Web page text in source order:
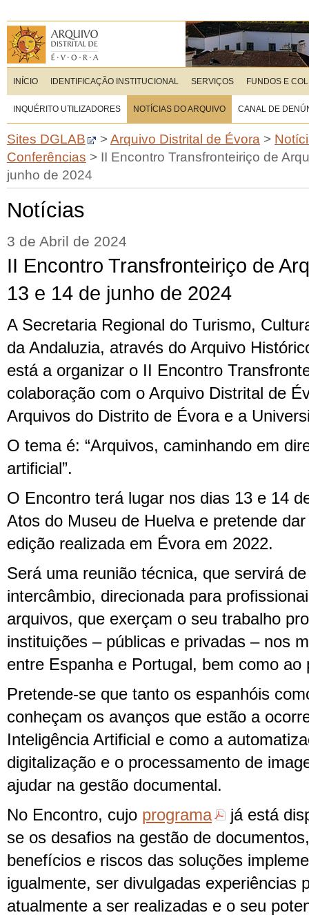
INÍCIO IDENTIFICAÇÃO INSTITUCIONAL SERVIÇOS FUNDOS E
INQUÉRITO UTILIZADORES NOTÍCIAS DO ARQUIVO CANAL DE
Sites DGLAB >Arquivo Distrital de Évora >
Conferências > II Encontro Transfronteiriço de
junho de 2024
Notícias
3 de Abril de 2024
II Encontro Transfronteiriço de
13 e 14 de junho de 2024
A Secretaria Regional do Turismo,
da Andaluzia, através do Arquivo
está a organizar o II Encontro
colaboração com o Arquivo Distrital de
Arquivos do Distrito de Évora e a
O tema é: “Arquivos, caminhando em
artificial”.
O Encontro terá lugar nos dias 13 e 14
Atos do Museu de Huelva e pretende
edição realizada em Évora em 2022.
Será uma reunião técnica, que servirá
intercâmbio, direcionada para
arquivos, que exerçam o seu trabalho
instituições – públicas e privadas – nos
entre Espanha e Portugal, bem como ao
Pretende-se que tanto os espanhóis
conheçam os avanços que estão a
Inteligência Artificial e como a
digitalização e o processamento de
ajudar na gestão documental.
No Encontro, cujo programa
já está
se os desafios na gestão de
benefícios e riscos das soluções
igualmente, ser divulgadas experiências
atualmente a ser realizadas e o seu